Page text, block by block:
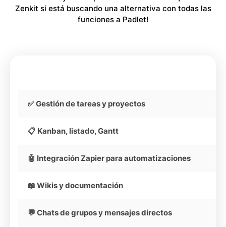
Zenkit si está buscando una alternativa con todas las
funciones a Padlet!
✅ Gestión de tareas y proyectos
📋 Kanban, listado, Gantt
🤖 Integración Zapier para automatizaciones
📖 Wikis y documentación
💬 Chats de grupos y mensajes directos